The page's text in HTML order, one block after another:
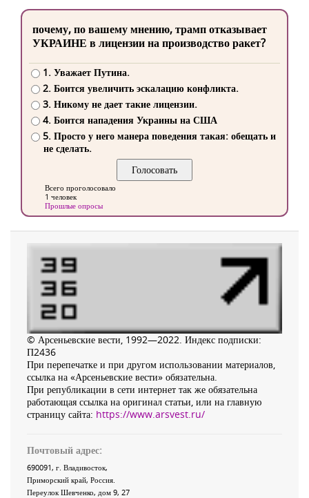
почему, по вашему мнению, трамп отказывает
УКРАИНЕ в лицензии на производство ракет?
1. Уважает Путина.
2. Боится увеличить эскалацию конфликта.
3. Никому не дает такие лицензии.
4. Боится нападения Украины на США
5. Просто у него манера поведения такая: обещать и
не сделать.
Всего проголосовало
1 человек
Прошлые опросы
© Арсеньевские вести, 1992—2022. Индекс подписки:
П2436
При перепечатке и при другом использовании материалов,
ссылка на «Арсеньевские вести» обязательна.
При републикации в сети интернет так же обязательна
работающая ссылка на оригинал статьи, или на главную
страницу сайта: https://www.arsvest.ru/
Почтовый адрес:
690091, г. Владивосток,
Приморский край, Россия
Переулок Шевченко, дом 9, 27